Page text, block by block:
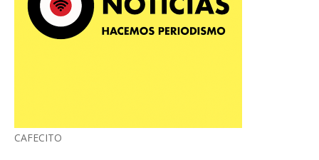
CAFECITO